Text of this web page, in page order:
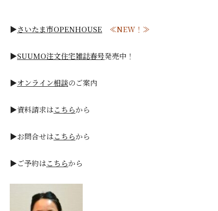
▶さいたま市OPENHOUSE ≪NEW！≫
▶SUUMO注文住宅雑誌春号発売中！
▶オンライン相談のご案内
▶資料請求はこちらから
▶お問合せはこちらから
▶ご予約はこちらから